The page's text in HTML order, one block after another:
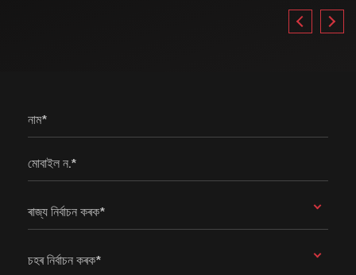
নাম*
মোবাইল ন.*
ৰাজ্য নিৰ্বাচন কৰক*
চহৰ নিৰ্বাচন কৰক*